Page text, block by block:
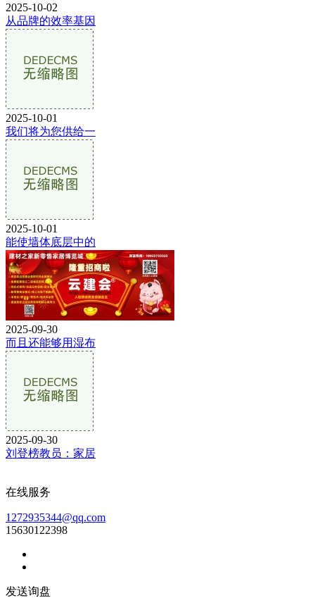
2025-10-02
从品牌的效率基因
2025-10-01
我们将为您供给一
2025-10-01
能使墙体底层中的
2025-09-30
而且还能够用湿布
2025-09-30
刘登榜教员：家居
在线服务
1272935344@qq.com
15630122398
发送询盘